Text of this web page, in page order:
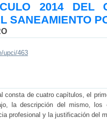
2014 DEL
SANEAMIENTO
upci/463
consta de cuatro capítulos, el
la descripción del mismo, los
profesional y la justificación del